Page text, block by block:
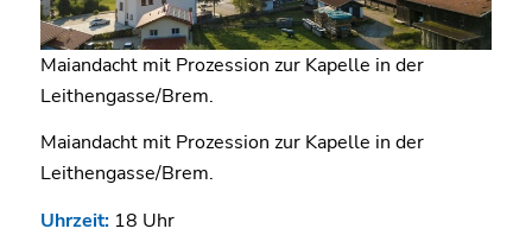
Maiandacht mit Prozession zur Kapelle in der
Leithengasse/Brem.
Maiandacht mit Prozession zur Kapelle in der
Leithengasse/Brem.
Uhrzeit:18 Uhr